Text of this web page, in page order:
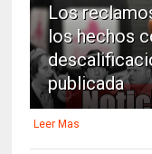
Los
los hechos
publicada
Leer Mas